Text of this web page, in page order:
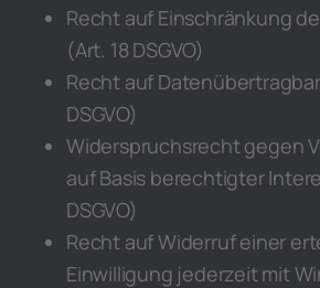
Recht auf Einschränkung
(Art. 18 DSGVO)
Recht auf
DSGVO)
Widerspruchsrecht gegen
auf Basis berechtigter
DSGVO)
Recht auf Widerruf einer
Einwilligung jederzeit mit